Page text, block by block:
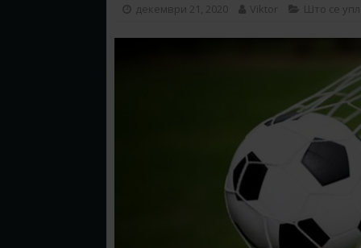
декември 21, 2020 Viktor Што се